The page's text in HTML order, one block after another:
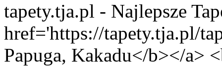
tapety.tja.pl - Najlepsze
href='https://tapety.tja.pl/
Papuga, Kakadu</b></a>